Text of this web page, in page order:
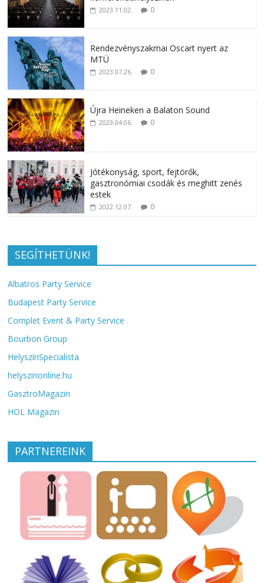
2023.11.02. 0
Rendezvényszakmai Oscart nyert az
MTÜ
2023.07.26. 0
Újra Heineken a Balaton Sound
2023.04.06. 0
Jótékonyság, sport, fejtörők,
gasztronómiai csodák és meghitt zenés
estek
2022.12.07. 0
SEGÍTHETÜNK!
Albatros Party Service
Budapest Party Service
Complet Event & Party Service
Bourbon Group
HelyszínSpecialista
helyszinonline.hu
GasztroMagazin
HOL Magazin
PARTNEREINK